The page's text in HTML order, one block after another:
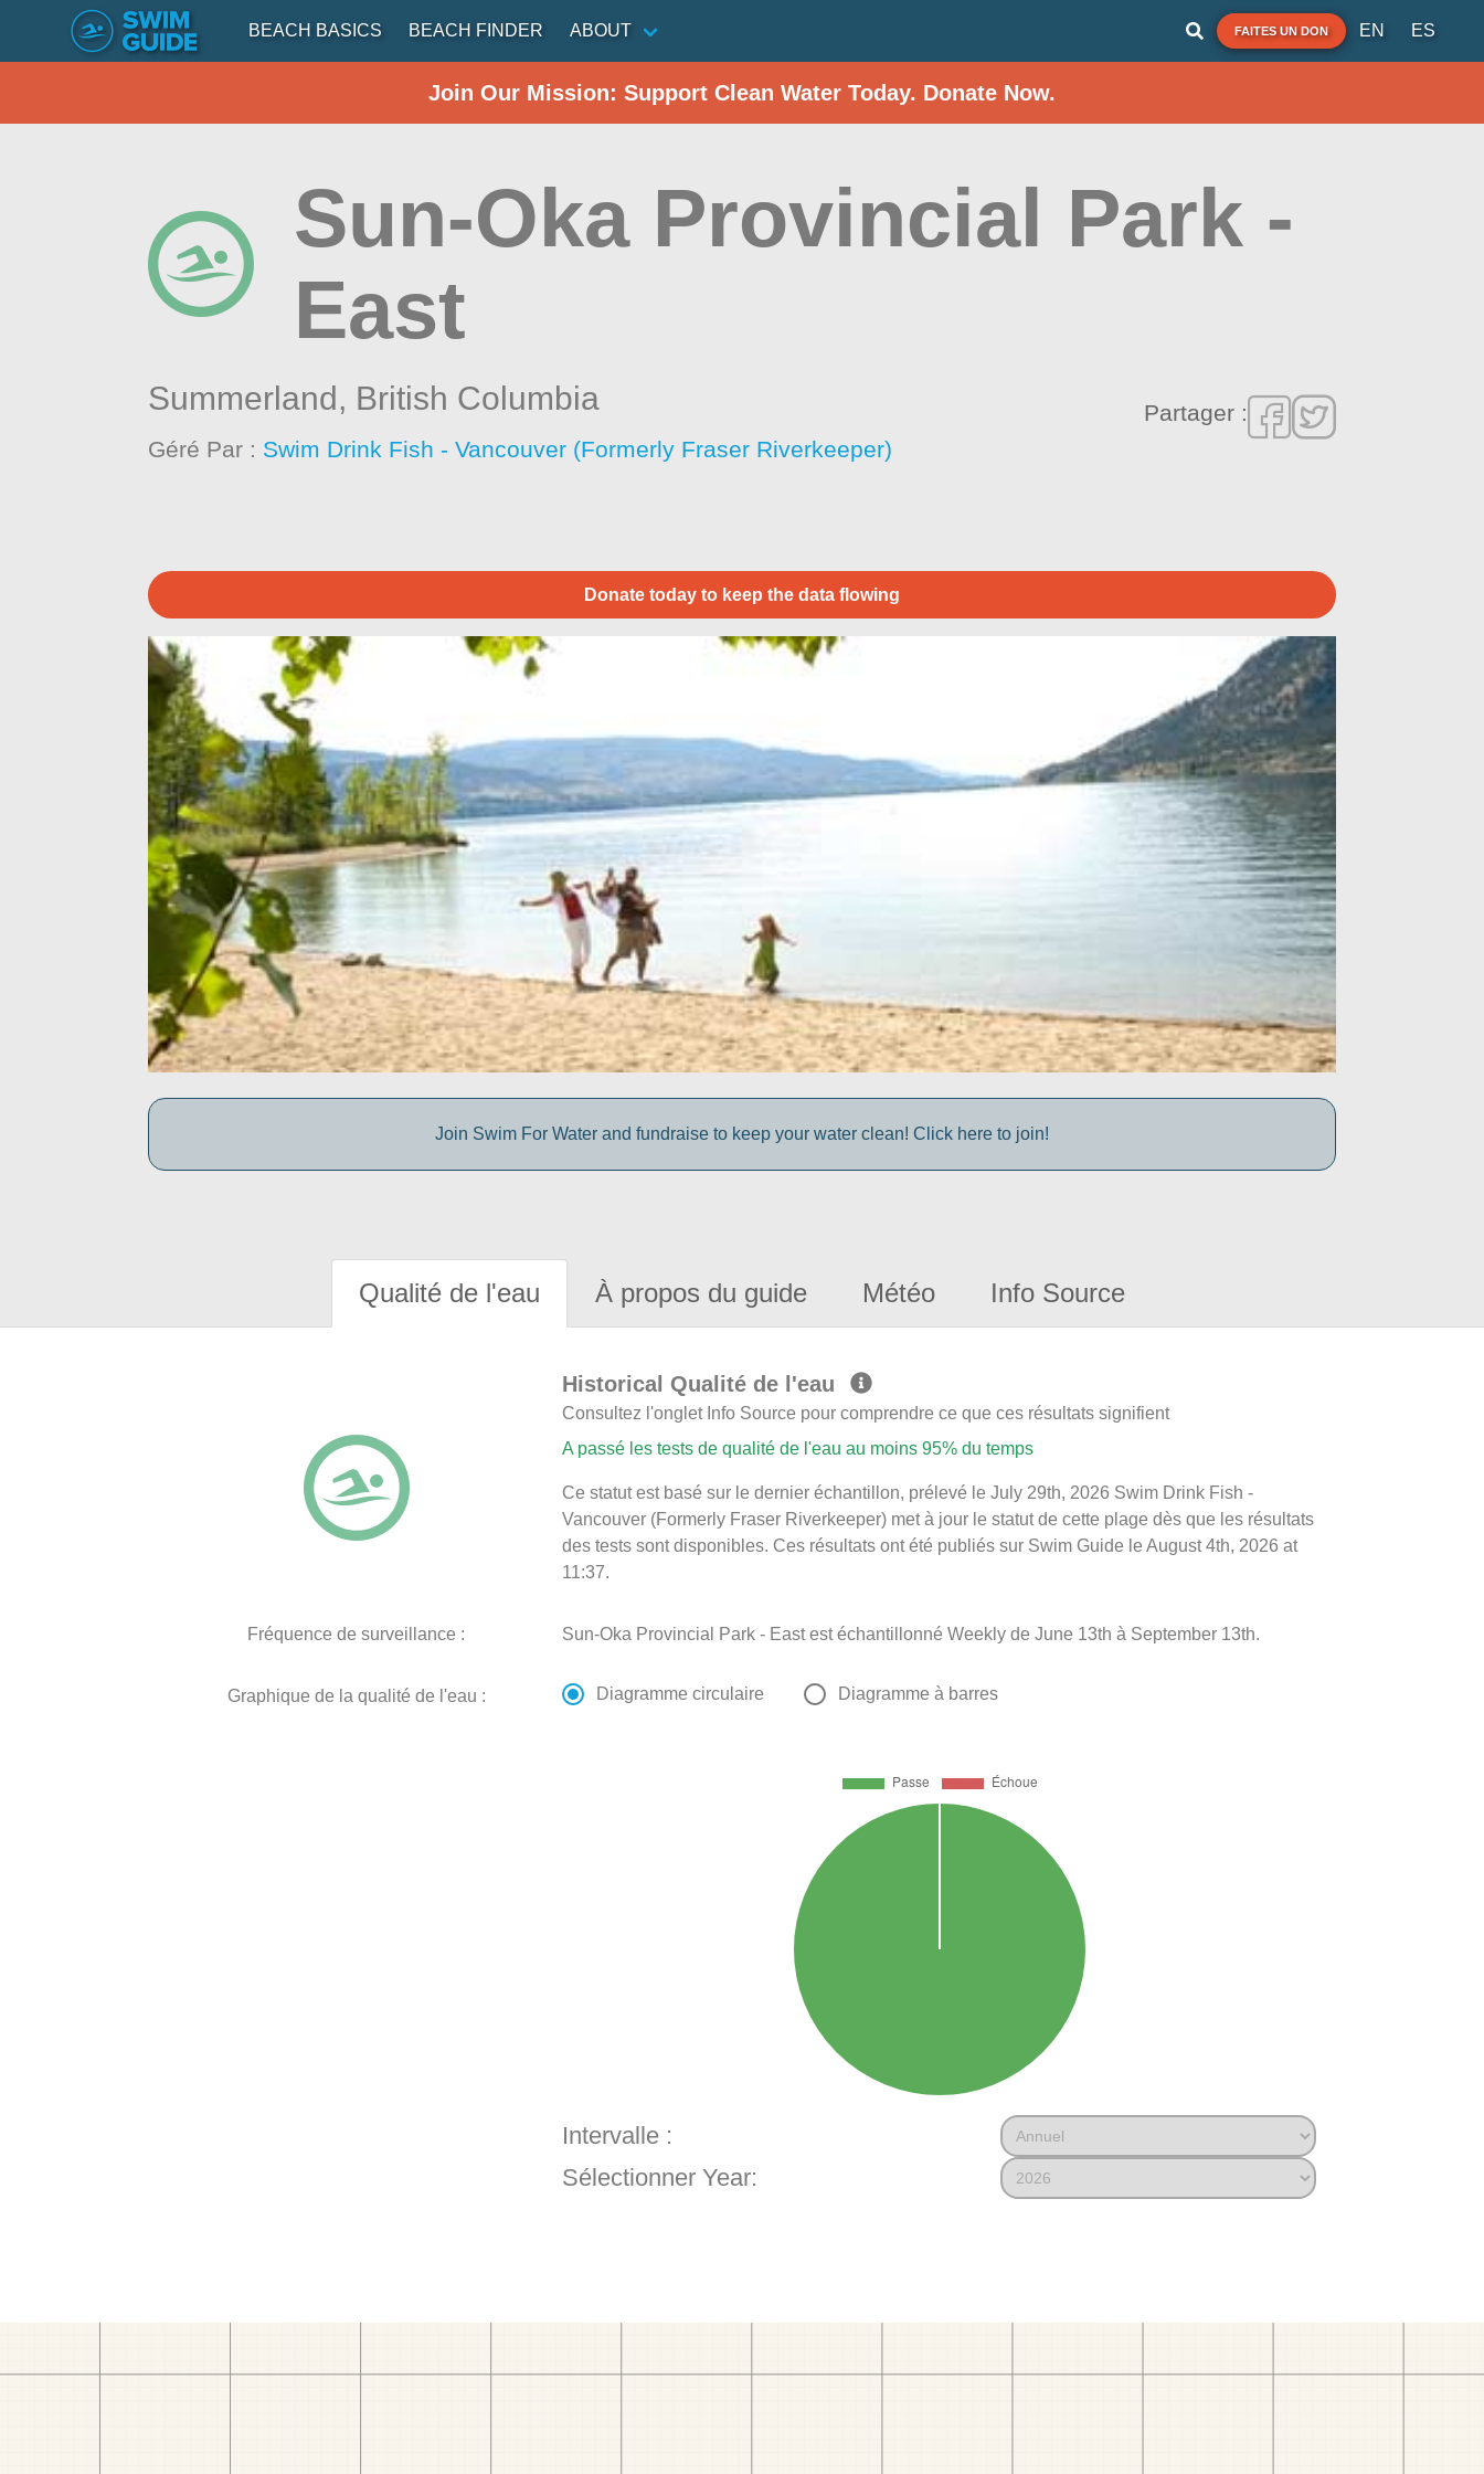
BEACH BASICS BEACH FINDER ABOUT FAITES UN DON EN ES
Join Our Mission: Support Clean Water Today. Donate Now.
Sun-Oka Provincial Park -
East
Summerland, British Columbia
Géré Par : Swim Drink Fish - Vancouver (Formerly Fraser Riverkeeper)
Partager :
Donate today to keep the data flowing
Join Swim For Water and fundraise to keep your water clean! Click here to join!
Qualité de l'eau À propos du guide Météo Info Source
Historical Qualité de l'eau
Consultez l'onglet Info Source pour comprendre ce que ces résultats signifient
A passé les tests de qualité de l'eau au moins 95% du temps
Ce statut est basé sur le dernier échantillon, prélevé le July 29th, 2026 Swim Drink Fish -
Vancouver (Formerly Fraser Riverkeeper) met à jour le statut de cette plage dès que les résultats
des tests sont disponibles. Ces résultats ont été publiés sur Swim Guide le August 4th, 2026 at
11:37.
Fréquence de surveillance : Sun-Oka Provincial Park - East est échantillonné Weekly de June 13th à September 13th.
Graphique de la qualité de l'eau : Diagramme circulaire Diagramme à barres
Intervalle :
Sélectionner Year: